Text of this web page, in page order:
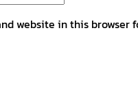
website in this